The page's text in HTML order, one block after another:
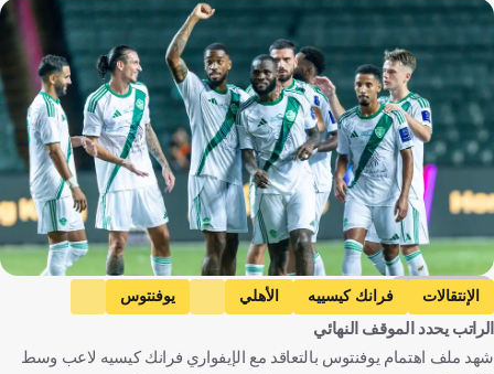
Getty Images
الإنتقالات فرانك كيسييه الأهلي
يوفنتوس
ساحل العاج
إيطاليا
الراتب يحدد الموقف النهائي
شهد ملف اهتمام يوفنتوس بالتعاقد مع الإيفواري فرانك كيسيه لاعب وسط